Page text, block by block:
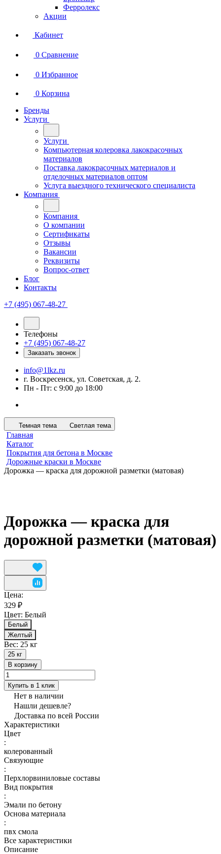
Ферролекс
Акции
Кабинет
0 Сравнение
0 Избранное
0 Корзина
Бренды
Услуги
Услуги
Компьютерная колеровка лакокрасочных
материалов
Поставка лакокрасочных материалов и
отделочных материалов оптом
Услуга выездного технического специалиста
Компания
Компания
О компании
Сертификаты
Отзывы
Вакансии
Реквизиты
Вопрос-ответ
Блог
Контакты
+7 (495) 067-48-27
Телефоны
+7 (495) 067-48-27
Заказать звонок
info@1lkz.ru
г. Воскресенск, ул. Советская, д. 2.
Пн - Пт: с 9:00 до 18:00
Темная тема Светлая тема
Главная
Каталог
Покрытия для бетона в Москве
Дорожные краски в Москве
Дорожка — краска для дорожной разметки (матовая)
Дорожка — краска для
дорожной разметки (матовая)
Цена:
329 ₽
Цвет: Белый
Белый
Желтый
Вес: 25 кг
25 кг
В корзину
Купить в 1 клик
Нет в наличии
Нашли дешевле?
Доставка по всей России
Характеристики
Цвет
:
колерованный
Связующие
:
Перхлорвиниловые составы
Вид покрытия
:
Эмали по бетону
Основа материала
:
пвх смола
Все характеристики
Описание